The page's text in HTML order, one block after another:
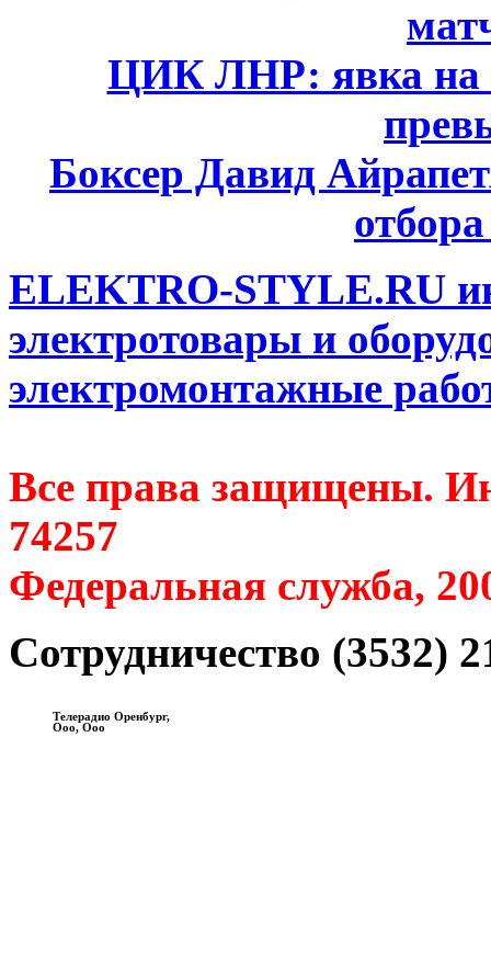
ЦИК ЛНР: явка на
Боксер Давид
ELEKTRO-STYLE.RU
электротовары и
электромонтажные
Все права защищены.
74257
Федеральная служба,
Сотрудничество (3532)
Телерадио Оренбург,
Ооо, Ооо